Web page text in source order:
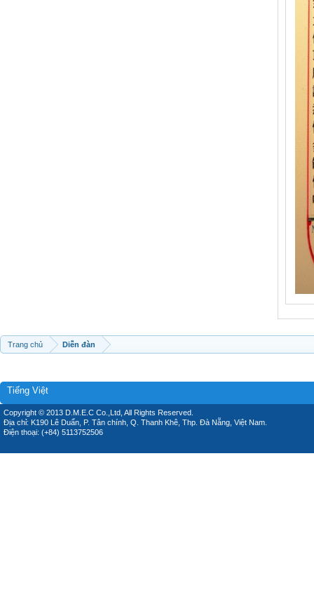
Trang chủ Diễn đàn
Tiếng Việt
Copyright © 2013 D.M.E.C Co.,Ltd, All Rights Reserved.
Địa chỉ: K190 Lê Duẩn, P. Tân chính, Q. Thanh Khê, Thp. Đà Nẵng, Việt Nam.
Điện thoại: (+84) 5113752506